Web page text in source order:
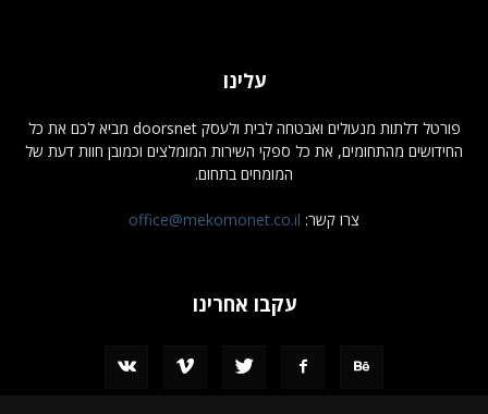
עלינו
פורטל דלתות מנעולים ואבטחה לבית ולעסק doorsnet מביא לכם את כל
החידושים מהתחומים, את כל ספקי השירות המומלצים וכמובן חוות דעת של
המומחים בתחום.
צרו קשר: office@mekomonet.co.il
עקבו אחרינו